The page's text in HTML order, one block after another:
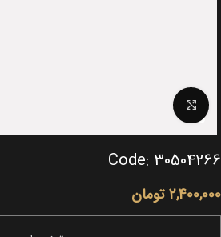
Click to enlarge
Code: 30504266
2,400,000 تومان